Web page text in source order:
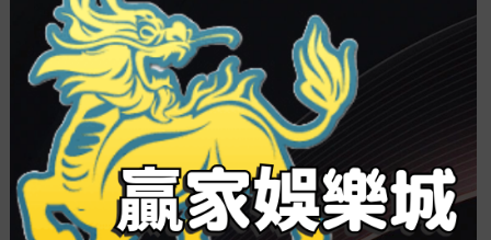
202104–202107 長治市委副書記、代市長、市
執政機構黨組書記
202107– 長治市委副書記、市長、市執政機構
黨組書記
202109— 涉嫌嚴重違紀違法，承受山西省紀委
監委綱紀審察和偵察查訪。